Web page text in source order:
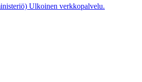
Ulkoinen verkkopalvelu.